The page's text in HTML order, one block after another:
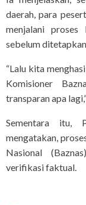
daerah, para
menjalani proses
sebelum
“Lalu kita
Komisioner
transparan apa
Sementara itu,
mengatakan,
Nasional
verifikasi faktual.